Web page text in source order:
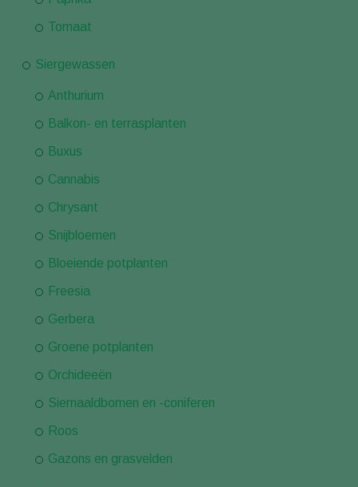
Tomaat
Siergewassen
Anthurium
Balkon- en terrasplanten
Buxus
Cannabis
Chrysant
Snijbloemen
Bloeiende potplanten
Freesia
Gerbera
Groene potplanten
Orchideeën
Siernaaldbomen en -coniferen
Roos
Gazons en grasvelden